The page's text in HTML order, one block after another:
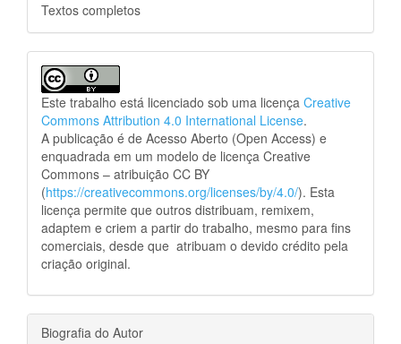
Textos completos
Este trabalho está licenciado sob uma licença Creative
Commons Attribution 4.0 International License.
A publicação é de Acesso Aberto (Open Access) e
enquadrada em um modelo de licença Creative
Commons – atribuição CC BY
(https://creativecommons.org/licenses/by/4.0/). Esta
licença permite que outros distribuam, remixem,
adaptem e criem a partir do trabalho, mesmo para fins
comerciais, desde que atribuam o devido crédito pela
criação original.
Biografia do Autor